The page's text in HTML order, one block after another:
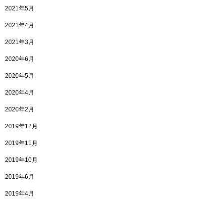
2021年5月
2021年4月
2021年3月
2020年6月
2020年5月
2020年4月
2020年2月
2019年12月
2019年11月
2019年10月
2019年6月
2019年4月